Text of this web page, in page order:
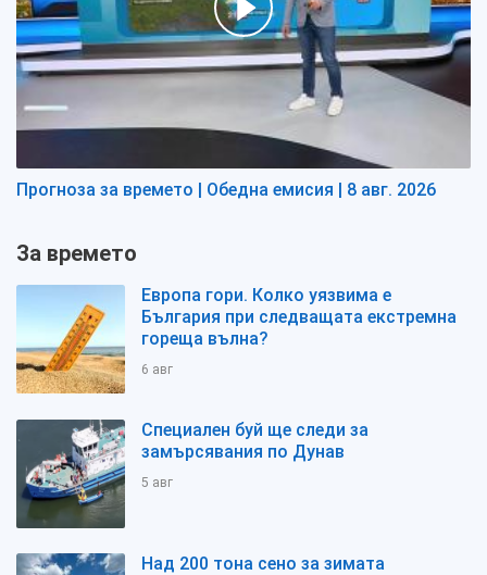
Прогноза за времето | Обедна емисия | 8 авг. 2026
За времето
Европа гори. Колко уязвима е
България при следващата екстремна
гореща вълна?
6 авг
Специален буй ще следи за
замърсявания по Дунав
5 авг
Над 200 тона сено за зимата